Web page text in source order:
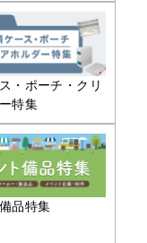
・ポーチ・クリ
特集
品特集